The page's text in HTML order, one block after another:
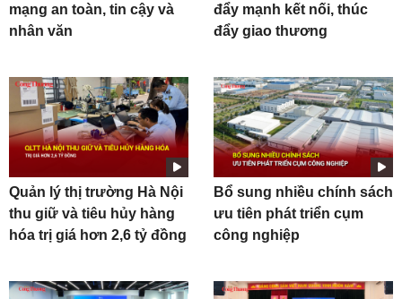
mạng an toàn, tin cậy và
nhân văn
đẩy mạnh kết nối, thúc
đẩy giao thương
Quản lý thị trường Hà Nội
thu giữ và tiêu hủy hàng
hóa trị giá hơn 2,6 tỷ đồng
Bổ sung nhiều chính sách
ưu tiên phát triển cụm
công nghiệp